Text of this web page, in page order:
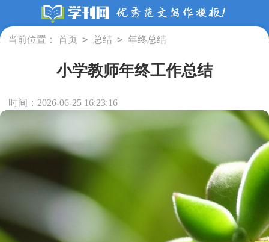
当前位置： 首页 > 总结 > 年终总结
小学教师年终工作总结
时间：2026-06-25 16:23:16